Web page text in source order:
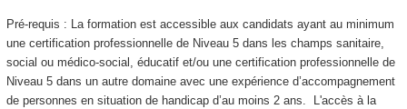
Pré-requis : La formation est accessible aux candidats ayant au minimum
une certification professionnelle de Niveau 5 dans les champs sanitaire,
social ou médico-social, éducatif et/ou une certification professionnelle de
Niveau 5 dans un autre domaine avec une expérience d’accompagnement
de personnes en situation de handicap d’au moins 2 ans. L'accès à la